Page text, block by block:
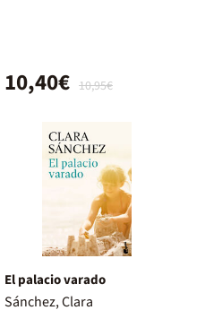
10,95€
10,40€
El palacio varado
Sánchez, Clara